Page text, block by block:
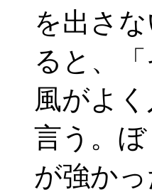
を出さ
ると、
風がよ
言う。
が強か